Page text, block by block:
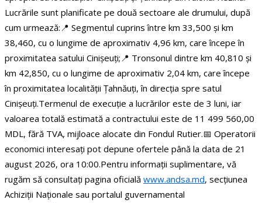
Lucrările sunt planificate pe două sectoare ale drumului, după
cum urmează:📍 Segmentul cuprins între km 33,500 și km
38,460, cu o lungime de aproximativ 4,96 km, care începe în
proximitatea satului Cinișeuți;📍 Tronsonul dintre km 40,810 și
km 42,850, cu o lungime de aproximativ 2,04 km, care începe
în proximitatea localității Țahnăuți, în direcția spre satul
Cinișeuți.Termenul de execuție a lucrărilor este de 3 luni, iar
valoarea totală estimată a contractului este de 11 499 560,00
MDL, fără TVA, mijloace alocate din Fondul Rutier.📅 Operatorii
economici interesați pot depune ofertele până la data de 21
august 2026, ora 10:00.Pentru informații suplimentare, vă
rugăm să consultați pagina oficială www.andsa.md, secțiunea
Achiziții Naționale sau portalul guvernamental